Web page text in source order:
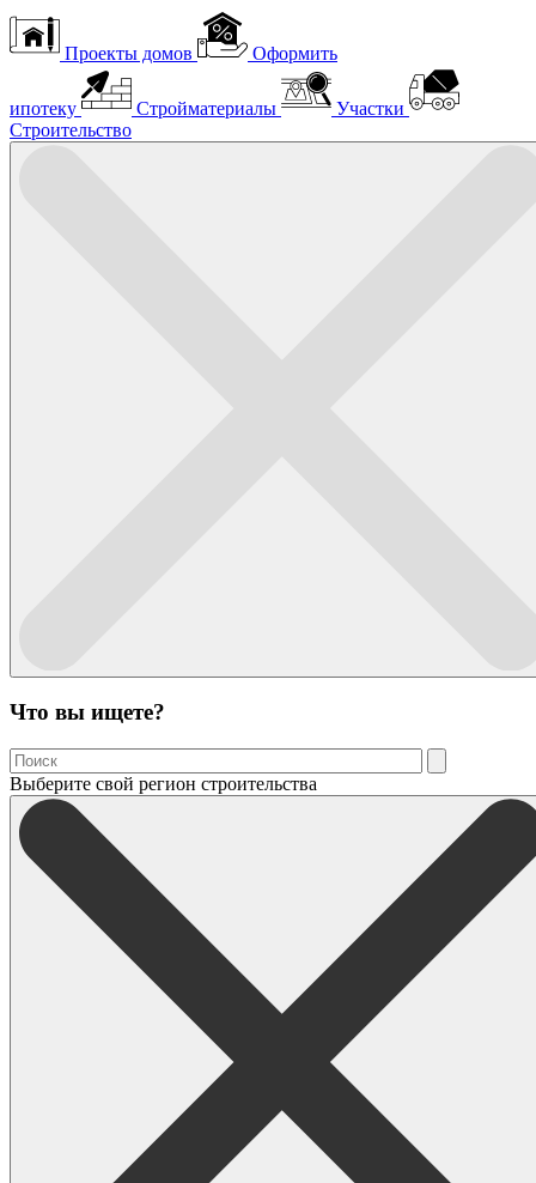
Проекты домов Оформить
ипотеку Стройматериалы
Участки
Строительство
Что вы ищете?
Выберите свой регион строительства